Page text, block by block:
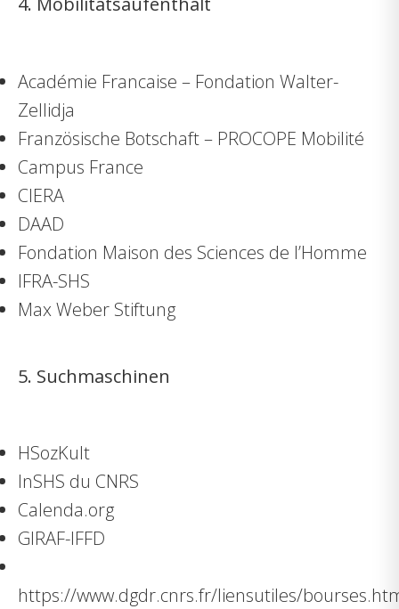
Académie Francaise – Fondation Walter-
Zellidja
Französische Botschaft – PROCOPE Mobilité
Campus France
CIERA
DAAD
Fondation Maison des Sciences de l’Homme
IFRA-SHS
Max Weber Stiftung
5. Suchmaschinen
HSozKult
InSHS du CNRS
Calenda.org
GIRAF-IFFD
https://www.dgdr.cnrs.fr/liensutiles/